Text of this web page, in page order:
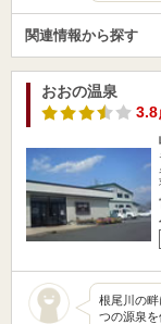
関連情報から探す
おおの温泉
3.8
根尾川の
つの源泉